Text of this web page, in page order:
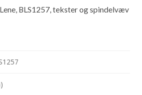
BLS1257, tekster og spindelvæv